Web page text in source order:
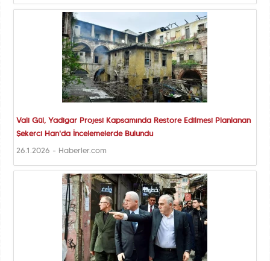
Vali Gül, Yadigar Projesi Kapsamında Restore Edilmesi Planlanan
Şekerci Han'da İncelemelerde Bulundu
26.1.2026 - Haberler.com